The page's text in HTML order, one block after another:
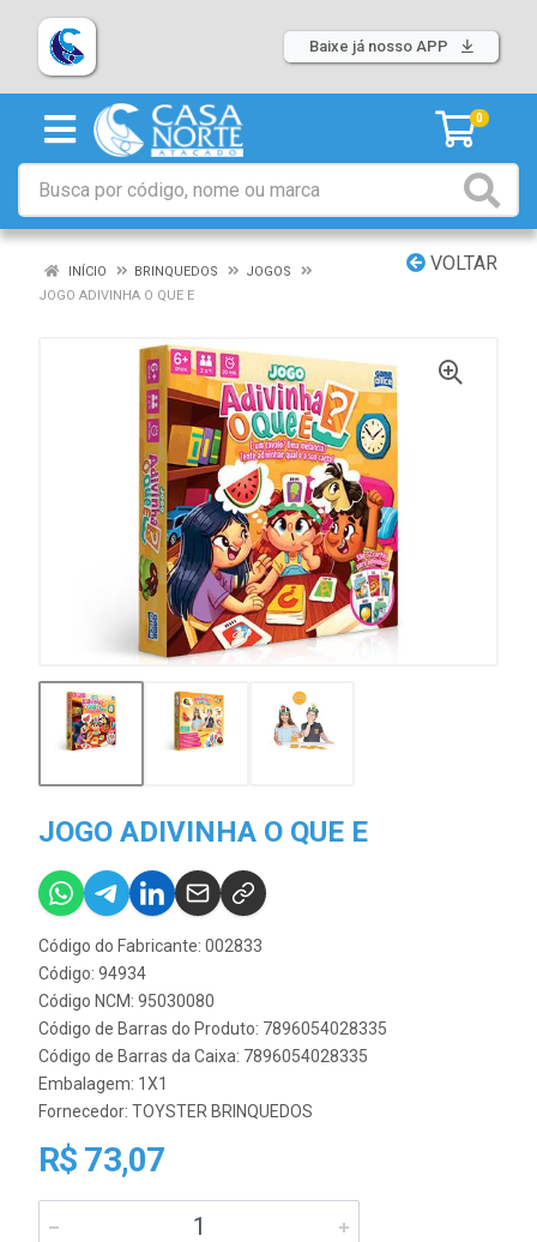
Baixe já nosso APP
0
VOLTAR
INÍCIO BRINQUEDOS
JOGOS
JOGO ADIVINHA O QUE E
JOGO ADIVINHA O QUE E
Código do Fabricante: 002833
Código: 94934
Código NCM: 95030080
Código de Barras do Produto: 7896054028335
Código de Barras da Caixa: 7896054028335
Embalagem: 1X1
Fornecedor: TOYSTER BRINQUEDOS
R$ 73,07